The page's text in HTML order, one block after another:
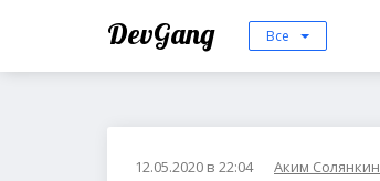
DevGang Все
12.05.2020 в 22:04 Аким Солянкин